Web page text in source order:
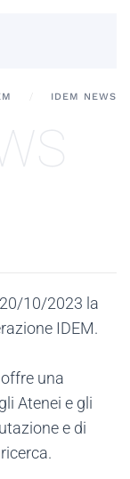
IDEM NEWS
10/2023 la
IDEM.
una
Atenei e gli
e di